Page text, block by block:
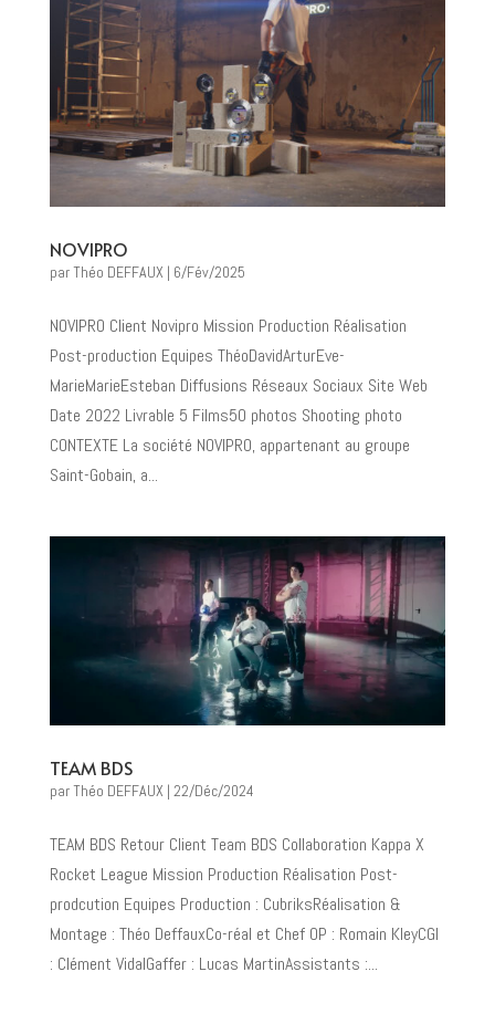
NOVIPRO
parThéo DEFFAUX | 6/Fév/2025
NOVIPRO Client Novipro Mission Production Réalisation
Post-production Equipes ThéoDavidArturEve-
MarieMarieEsteban Diffusions Réseaux Sociaux Site Web
Date 2022 Livrable 5 Films50 photos Shooting photo
CONTEXTE La société NOVIPRO, appartenant au groupe
Saint-Gobain, a...
TEAM BDS
parThéo DEFFAUX | 22/Déc/2024
TEAM BDS Retour Client Team BDS Collaboration Kappa X
Rocket League Mission Production Réalisation Post-
prodcution Equipes Production : CubriksRéalisation &
Montage : Théo DeffauxCo-réal et Chef OP : Romain KleyCGI
: Clément VidalGaffer : Lucas MartinAssistants :...